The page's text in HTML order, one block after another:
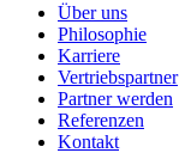
Über uns
Philosophie
Karriere
Vertriebspartner
Partner werden
Referenzen
Kontakt